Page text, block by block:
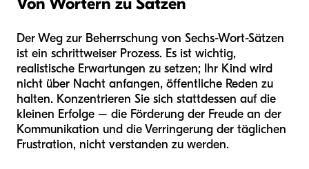
Der Weg zur Beherrschung von Sechs-Wort-Sätzen
ist ein schrittweiser Prozess. Es ist wichtig,
realistische Erwartungen zu setzen; Ihr Kind wird
nicht über Nacht anfangen, öffentliche Reden zu
halten. Konzentrieren Sie sich stattdessen auf die
kleinen Erfolge – die Förderung der Freude an der
Kommunikation und die Verringerung der täglichen
Frustration, nicht verstanden zu werden.